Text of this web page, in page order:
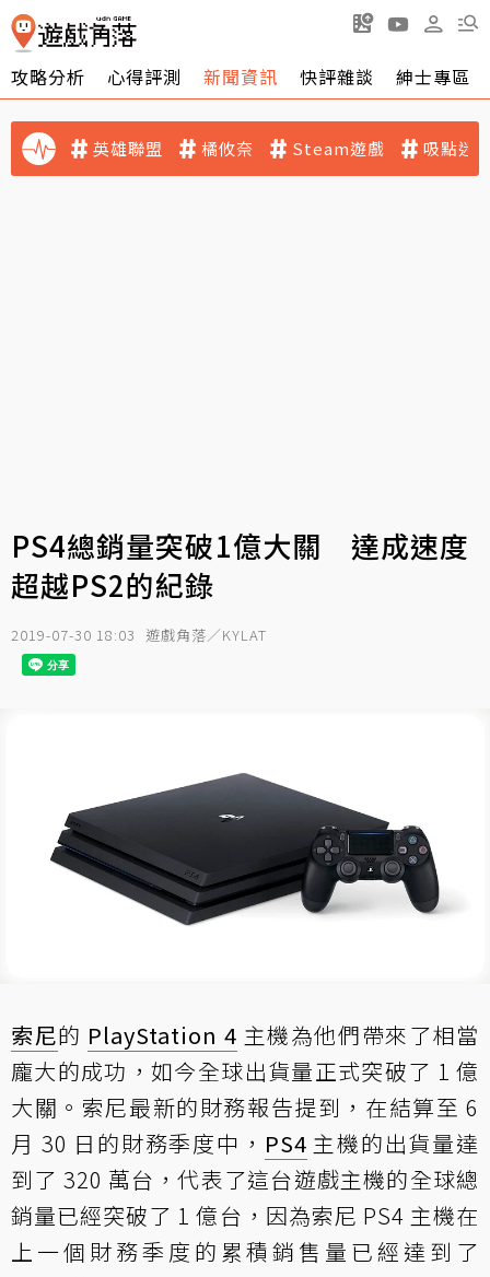
攻略分析 心得評測 新聞資訊 快評雜談 紳士專區
英雄聯盟 橘攸奈 Steam遊戲 吸點迷
PS4總銷量突破1億大關 達成速度
超越PS2的紀錄
2019-07-30 18:03 遊戲角落／KYLAT
索尼的 PlayStation 4 主機為他們帶來了相當
龐大的成功，如今全球出貨量正式突破了 1 億
大關。索尼最新的財務報告提到，在結算至 6
月 30 日的財務季度中， PS4 主機的出貨量達
到了 320 萬台，代表了這台遊戲主機的全球總
銷量已經突破了 1 億台，因為索尼 PS4 主機在
上一個財務季度的累積銷售量已經達到了